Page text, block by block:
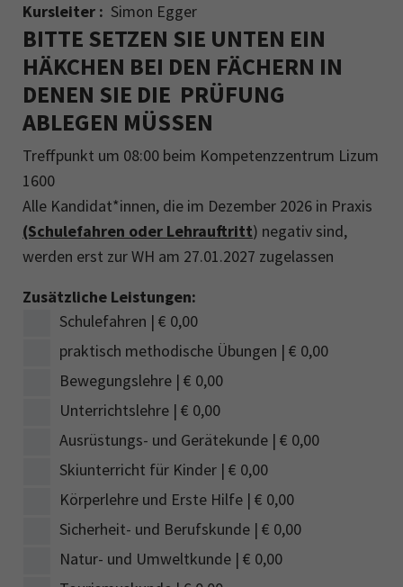
Kursleiter : Simon Egger
BITTE SETZEN SIE UNTEN EIN
HÄKCHEN BEI DEN FÄCHERN IN
DENEN SIE DIE PRÜFUNG
ABLEGEN MÜSSEN
Treffpunkt um 08:00 beim Kompetenzzentrum Lizum
1600
Alle Kandidat*innen, die im Dezember 2026 in Praxis
(Schulefahren oder Lehrauftritt) negativ sind,
werden erst zur WH am 27.01.2027 zugelassen
Zusätzliche Leistungen:
Schulefahren | € 0,00
praktisch methodische Übungen | € 0,00
Bewegungslehre | € 0,00
Unterrichtslehre | € 0,00
Ausrüstungs- und Gerätekunde | € 0,00
Skiunterricht für Kinder | € 0,00
Körperlehre und Erste Hilfe | € 0,00
Sicherheit- und Berufskunde | € 0,00
Natur- und Umweltkunde | € 0,00